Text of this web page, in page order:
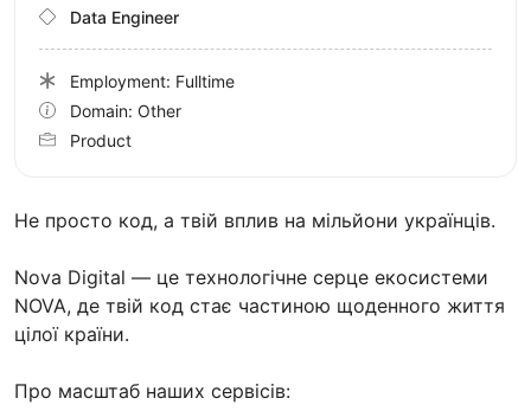
Не просто код, а твій вплив на мільйони українців.
Nova Digital — це технологічне серце екосистеми
NOVA, де твій код стає частиною щоденного життя
цілої країни.
Про масштаб наших сервісів:
Data Engineer
Employment: Fulltime
Domain: Other
Product